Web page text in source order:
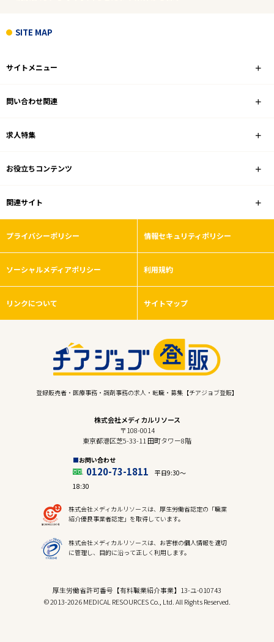
雇用形態
SITE MAP
サイトメニュー
問い合わせ関連
求人特集
お役立ちコンテンツ
関連サイト
プライバシーポリシー 情報セキュリティポリシー
ソーシャルメディアポリシー 利用規約
リンクについて サイトマップ
登録販売者・医療事務・調剤事務の求人・転職・募集【チアジョブ登販】
株式会社メディカルリソース
〒108-0014
東京都港区芝5-33-11 田町タワー8階
お問い合わせ
0120-73-1811
平日9:30〜
18:30
株式会社メディカルリソースは、厚生労働省認定の「職業
紹介優良事業者認定」を取得しています。
株式会社メディカルリソースは、お客様の個人情報を適切
に管理し、目的に沿って正しく利用します。
厚生労働省許可番号【有料職業紹介事業】13-ユ-010743
© 2013-2026 MEDICAL RESOURCES Co., Ltd. All Rights Reserved.